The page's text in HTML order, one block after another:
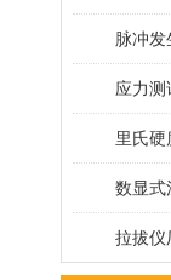
脉冲发
应力测
里氏硬
数显式
拉拔仪